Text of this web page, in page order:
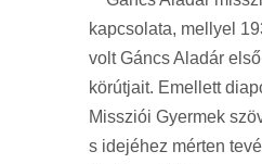
kapcsolata, mellyel
volt Gáncs Aladár
körútjait. Emellett
Missziói Gyermek
s idejéhez mérten